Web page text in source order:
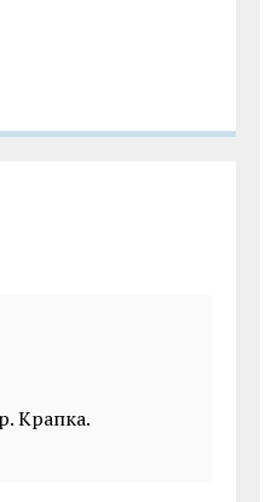
Крапка.